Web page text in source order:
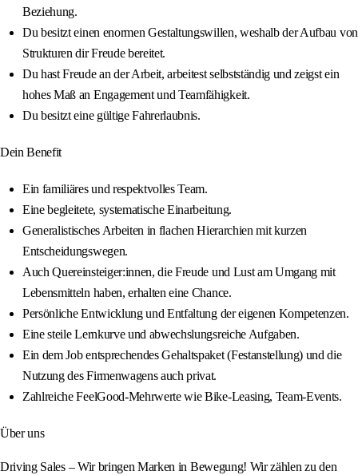
Beziehung.
Du besitzt einen enormen Gestaltungswillen, weshalb der Aufbau von
Strukturen dir Freude bereitet.
Du hast Freude an der Arbeit, arbeitest selbstständig und zeigst ein
hohes Maß an Engagement und Teamfähigkeit.
Du besitzt eine gültige Fahrerlaubnis.
Dein Benefit
Ein familiäres und respektvolles Team.
Eine begleitete, systematische Einarbeitung.
Generalistisches Arbeiten in flachen Hierarchien mit kurzen
Entscheidungswegen.
Auch Quereinsteiger:innen, die Freude und Lust am Umgang mit
Lebensmitteln haben, erhalten eine Chance.
Persönliche Entwicklung und Entfaltung der eigenen Kompetenzen.
Eine steile Lernkurve und abwechslungsreiche Aufgaben.
Ein dem Job entsprechendes Gehaltspaket (Festanstellung) und die
Nutzung des Firmenwagens auch privat.
Zahlreiche FeelGood‑Mehrwerte wie Bike‑Leasing, Team‑Events.
Über uns
Driving Sales – Wir bringen Marken in Bewegung! Wir zählen zu den